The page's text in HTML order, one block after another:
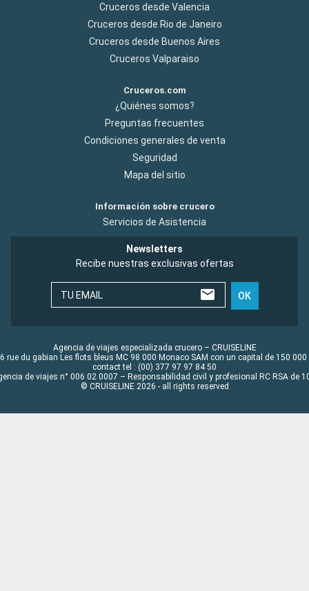
Cruceros desde Valencia
Cruceros desde Rio de Janeiro
Cruceros desde Buenos Aires
Cruceros Valparaiso
Cruceros.com
¿Quiénes somos?
Preguntas frecuentes
Condiciones generales de venta
Seguridad
Mapa del sitio
Información sobre crucero
Servicios de Asistencia
Newsletters
Recibe nuestras exclusivas ofertas
TU EMAIL OK
Agencia de viajes especializada crucero – CRUISELINE
rue du gabian Les flots bleus MC 98 000 Monaco SAM con un capital de 150 000
contact tel : (00) 377 97 97 84 50
de viajes n° 006 02 0007 – Responsabilidad civil y profesional RC RSA de
© CRUISELINE 2026 - all rights reserved